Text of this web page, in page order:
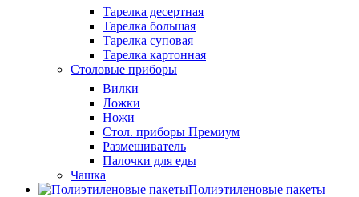
Тарелка десертная
Тарелка большая
Тарелка суповая
Тарелка картонная
Столовые приборы
Вилки
Ложки
Ножи
Стол. приборы Премиум
Размешиватель
Палочки для еды
Чашка
Полиэтиленовые пакеты